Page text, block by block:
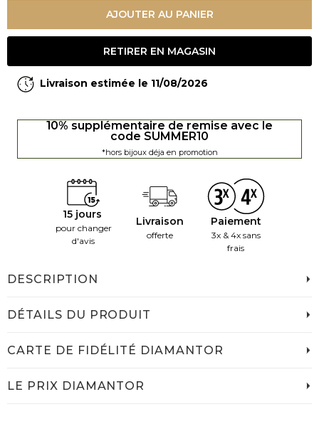
AJOUTER AU PANIER
RETIRER EN MAGASIN
Livraison estimée le 11/08/2026
10% supplémentaire de remise avec le
code SUMMER10
*hors bijoux déja en promotion
15 jours
pour changer
d'avis
Livraison
offerte
Paiement
3x & 4x sans
frais
DESCRIPTION
DÉTAILS DU PRODUIT
CARTE DE FIDÉLITÉ DIAMANTOR
LE PRIX DIAMANTOR